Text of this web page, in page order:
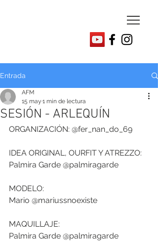
Entrada
SESIÓN - ARLEQUÍN
AFM
15 may 1 min de lectura
ORGANIZACIÓN: @fer_nan_do_69
IDEA ORIGINAL, OURFIT Y ATREZZO:
Palmira Garde @palmiragarde
MODELO:
Mario @mariussnoexiste
MAQUILLAJE:
Palmira Garde @palmiragarde